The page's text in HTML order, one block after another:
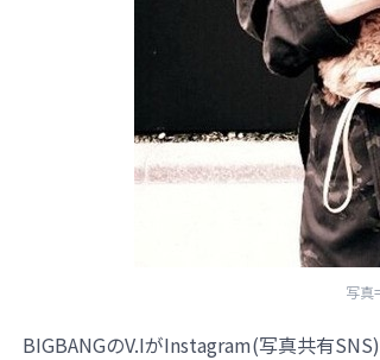
写真
BIGBANGのV.IがInstagram(写真共有